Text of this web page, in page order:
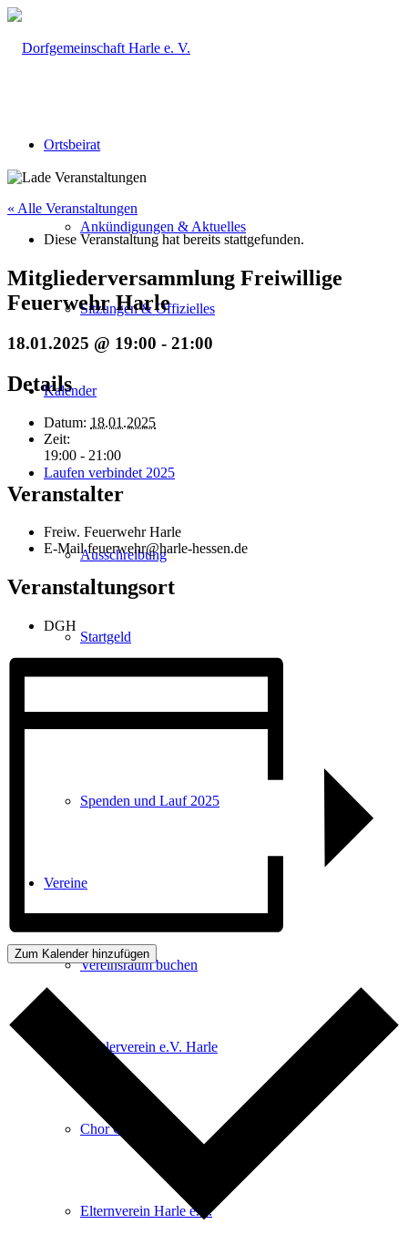
Ortsbeirat
Ankündigungen & Aktuelles
Sitzungen & Offizielles
Kalender
Laufen verbindet 2025
Ausschreibung
Startgeld
Spenden und Lauf 2025
Vereine
Vereinsraum buchen
Anglerverein e.V. Harle
Chor Chorios
Elternverein Harle e.V.
« Alle Veranstaltungen
Diese Veranstaltung hat bereits stattgefunden.
Mitgliederversammlung Freiwillige
Feuerwehr Harle
18.01.2025 @ 19:00 - 21:00
Details
Datum: 18.01.2025
Zeit:
19:00 - 21:00
Veranstalter
Freiw. Feuerwehr Harle
E-Mailfeuerwehr@harle-hessen.de
Veranstaltungsort
DGH
Zum Kalender hinzufügen